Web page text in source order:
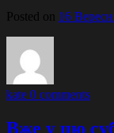
Posted on 16
kate 0 comments
Вже у цю